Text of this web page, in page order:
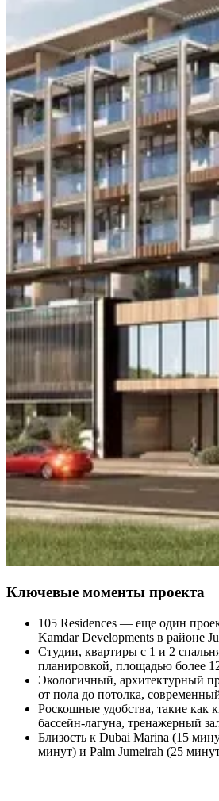
Ключевые моменты проекта
105 Residences — еще один
Kamdar Developments в районе
Студии, квартиры с 1 и 2
планировкой, площадью более
Экологичный, архитектурный
от пола до потолка,
Роскошные удобства, такие как
бассейн-лагуна, тренажерный
Близость к Dubai Marina (15
минут) и Palm Jumeirah (25